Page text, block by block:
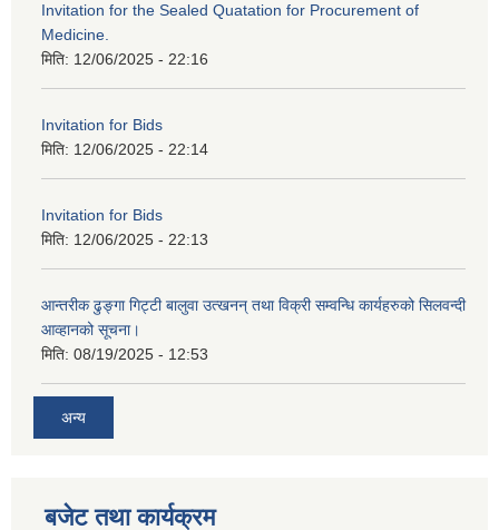
Invitation for the Sealed Quatation for Procurement of
Medicine.
मिति: 12/06/2025 - 22:16
Invitation for Bids
मिति: 12/06/2025 - 22:14
Invitation for Bids
मिति: 12/06/2025 - 22:13
आन्तरीक ढुङ्गा गिट्टी बालुवा उत्खनन् तथा विक्री सम्वन्धि कार्यहरुको सिलवन्दी
आव्हानको सूचना।
मिति: 08/19/2025 - 12:53
अन्य
बजेट तथा कार्यक्रम